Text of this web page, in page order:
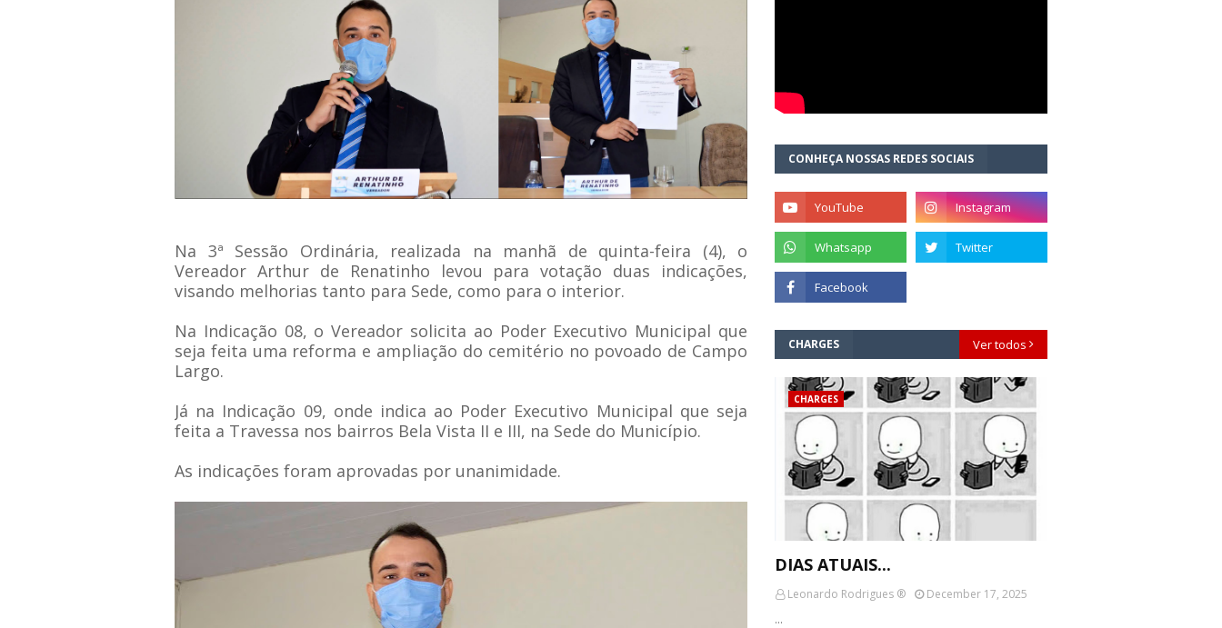
Na 3ª Sessão Ordinária, realizada na manhã de quinta-feira (4), o
Vereador Arthur de Renatinho levou para votação duas indicações,
visando melhorias tanto para Sede, como para o interior.
Na Indicação 08, o Vereador solicita ao Poder Executivo Municipal que
seja feita uma reforma e ampliação do cemitério no povoado de Campo
Largo.
Já na Indicação 09, onde indica ao Poder Executivo Municipal que seja
feita a Travessa nos bairros Bela Vista II e III, na Sede do Município.
As indicações foram aprovadas por unanimidade.
CONHEÇA NOSSAS REDES SOCIAIS
CHARGES Ver todos
CHARGES
DIAS ATUAIS...
Leonardo Rodrigues ®
December 17, 2025
…